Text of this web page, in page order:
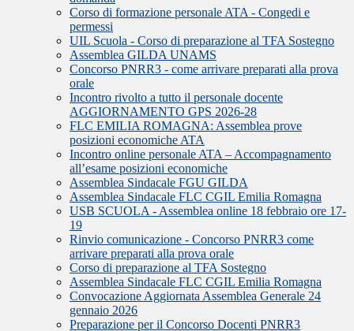
Corso di formazione personale ATA - Congedi e
permessi
UIL Scuola - Corso di preparazione al TFA Sostegno
Assemblea GILDA UNAMS
Concorso PNRR3 - come arrivare preparati alla prova
orale
Incontro rivolto a tutto il personale docente
AGGIORNAMENTO GPS 2026-28
FLC EMILIA ROMAGNA: Assemblea prove
posizioni economiche ATA
Incontro online personale ATA – Accompagnamento
all’esame posizioni economiche
Assemblea Sindacale FGU GILDA
Assemblea Sindacale FLC CGIL Emilia Romagna
USB SCUOLA - Assemblea online 18 febbraio ore 17-
19
Rinvio comunicazione - Concorso PNRR3 come
arrivare preparati alla prova orale
Corso di preparazione al TFA Sostegno
Assemblea Sindacale FLC CGIL Emilia Romagna
Convocazione Aggiornata Assemblea Generale 24
gennaio 2026
Preparazione per il Concorso Docenti PNRR3